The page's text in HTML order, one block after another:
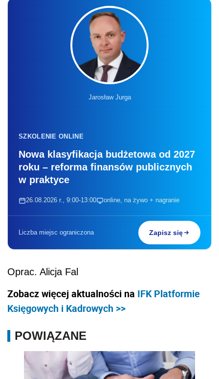
Jarosław Jurga
SZKOLENIE ONLINE
Nowa klasyfikacja budżetowa od 2027
roku – reforma finansów publicznych
w praktyce
26.08.2026 r., 9:00-13:00 online, na żywo + nagranie
Liczba miejsc ograniczona Zapisz się
Oprac. Alicja Fal
Zobacz więcej aktualności na IFK Platformie
Księgowych i Kadrowych >>
POWIĄZANE